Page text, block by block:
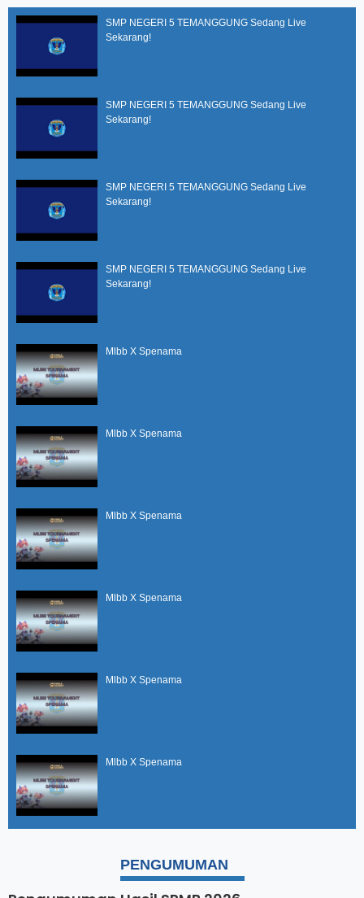
SMP NEGERI 5 TEMANGGUNG Sedang Live
Sekarang!
SMP NEGERI 5 TEMANGGUNG Sedang Live
Sekarang!
SMP NEGERI 5 TEMANGGUNG Sedang Live
Sekarang!
SMP NEGERI 5 TEMANGGUNG Sedang Live
Sekarang!
Mlbb X Spenama
Mlbb X Spenama
Mlbb X Spenama
Mlbb X Spenama
Mlbb X Spenama
Mlbb X Spenama
PENGUMUMAN